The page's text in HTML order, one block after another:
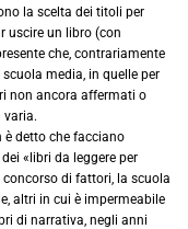
la scelta dei titoli per
uscire un libro (con
che, contrariamente
media, in quelle per
non ancora affermati o
varia.
detto che facciano
«libri da leggere per
di fattori, la scuola
altri in cui è impermeabile
di narrativa, negli anni